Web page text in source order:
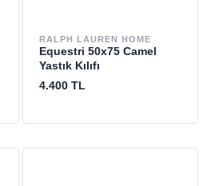
RALPH LAUREN HOME
Equestri 50x75 Camel
Yastık Kılıfı
4.400 TL